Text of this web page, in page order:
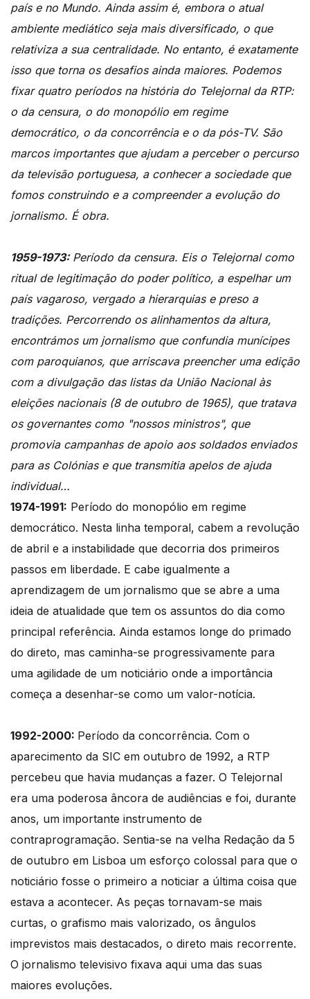
país e no Mundo. Ainda assim é, embora o atual
ambiente mediático seja mais diversificado, o que
relativiza a sua centralidade. No entanto, é exatamente
isso que torna os desafios ainda maiores. Podemos
fixar quatro períodos na história do Telejornal da RTP:
o da censura, o do monopólio em regime
democrático, o da concorrência e o da pós-TV. São
marcos importantes que ajudam a perceber o percurso
da televisão portuguesa, a conhecer a sociedade que
fomos construindo e a compreender a evolução do
jornalismo. É obra.
1959-1973:Período da censura. Eis o Telejornal como
ritual de legitimação do poder político, a espelhar um
país vagaroso, vergado a hierarquias e preso a
tradições. Percorrendo os alinhamentos da altura,
encontrámos um jornalismo que confundia munícipes
com paroquianos, que arriscava preencher uma edição
com a divulgação das listas da União Nacional às
eleições nacionais (8 de outubro de 1965), que tratava
os governantes como "nossos ministros", que
promovia campanhas de apoio aos soldados enviados
para as Colónias e que transmitia apelos de ajuda
individual…
1974-1991: Período do monopólio em regime
democrático. Nesta linha temporal, cabem a revolução
de abril e a instabilidade que decorria dos primeiros
passos em liberdade. E cabe igualmente a
aprendizagem de um jornalismo que se abre a uma
ideia de atualidade que tem os assuntos do dia como
principal referência. Ainda estamos longe do primado
do direto, mas caminha-se progressivamente para
uma agilidade de um noticiário onde a importância
começa a desenhar-se como um valor-notícia.
1992-2000: Período da concorrência. Com o
aparecimento da SIC em outubro de 1992, a RTP
percebeu que havia mudanças a fazer. O Telejornal
era uma poderosa âncora de audiências e foi, durante
anos, um importante instrumento de
contraprogramação. Sentia-se na velha Redação da 5
de outubro em Lisboa um esforço colossal para que o
noticiário fosse o primeiro a noticiar a última coisa que
estava a acontecer. As peças tornavam-se mais
curtas, o grafismo mais valorizado, os ângulos
imprevistos mais destacados, o direto mais recorrente.
O jornalismo televisivo fixava aqui uma das suas
maiores evoluções.